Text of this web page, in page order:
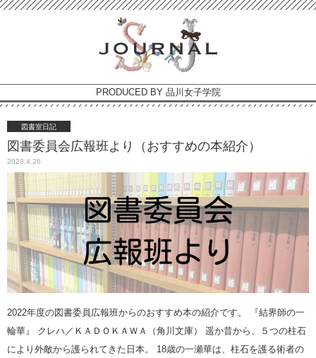
PRODUCED BY 品川女子学院
図書室日記
図書委員会広報班より（おすすめの本紹介）
2023.4.26
2022年度の図書委員広報班からのおすすめ本の紹介です。 『結界師の一
輪華』 クレハ／ＫＡＤＯＫＡＷＡ（角川文庫） 遥か昔から、５つの柱石
により外敵から護られてきた日本。 18歳の一瀬華は、柱石を護る術者の